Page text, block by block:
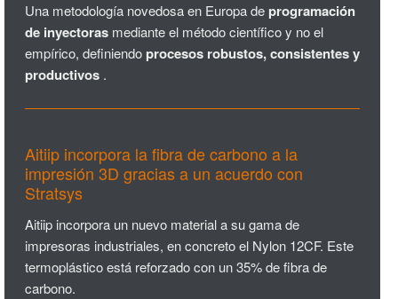
Una metodología novedosa en Europa deprogramación
de inyectoras mediante el método científico y no el
empírico, definiendoprocesos robustos, consistentes y
productivos .
Aitiip incorpora la fibra de carbono a la
impresión 3D gracias a un acuerdo con
Stratsys
Aitiip incorpora un nuevo material a su gama de
impresoras industriales, en concreto el Nylon 12CF. Este
termoplástico está reforzado con un 35% de fibra de
carbono.